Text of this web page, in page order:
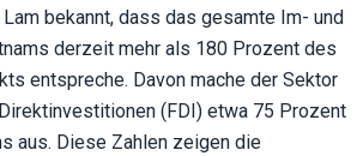
bekannt, dass das gesamte Im- und
derzeit mehr als 180 Prozent des
entspreche. Davon mache der Sektor
(FDI) etwa 75 Prozent
aus. Diese Zahlen zeigen die